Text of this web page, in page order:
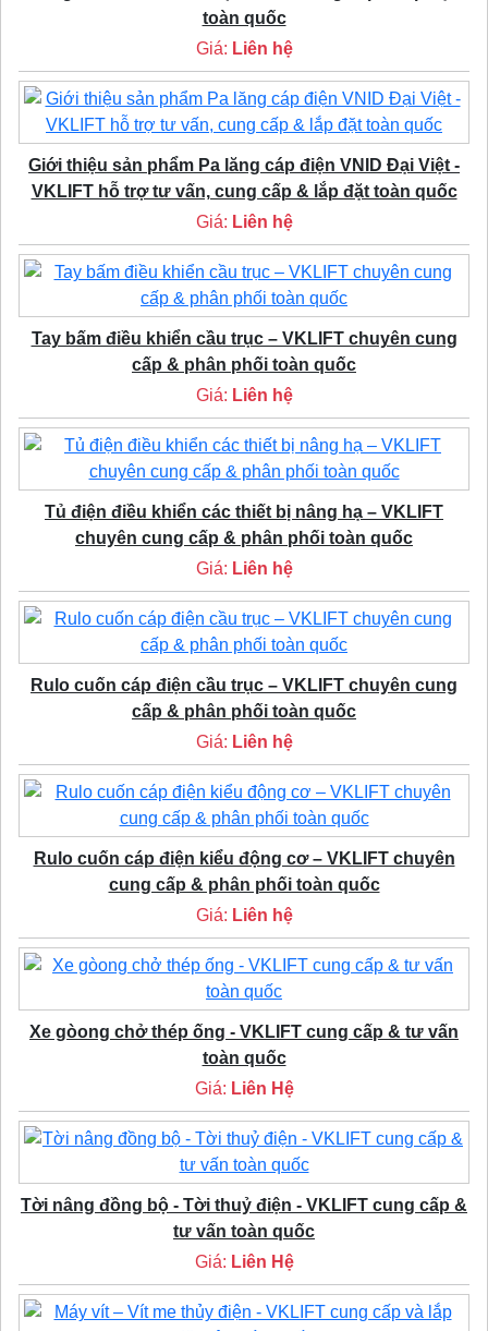
toàn quốc
Giá: Liên hệ
Giới thiệu sản phẩm Pa lăng cáp điện VNID Đại Việt -
VKLIFT hỗ trợ tư vấn, cung cấp & lắp đặt toàn quốc
Giá: Liên hệ
Tay bấm điều khiển cầu trục – VKLIFT chuyên cung
cấp & phân phối toàn quốc
Giá: Liên hệ
Tủ điện điều khiển các thiết bị nâng hạ – VKLIFT
chuyên cung cấp & phân phối toàn quốc
Giá: Liên hệ
Rulo cuốn cáp điện cầu trục – VKLIFT chuyên cung
cấp & phân phối toàn quốc
Giá: Liên hệ
Rulo cuốn cáp điện kiểu động cơ – VKLIFT chuyên
cung cấp & phân phối toàn quốc
Giá: Liên hệ
Xe gòong chở thép ống - VKLIFT cung cấp & tư vấn
toàn quốc
Giá: Liên Hệ
Tời nâng đồng bộ - Tời thuỷ điện - VKLIFT cung cấp &
tư vấn toàn quốc
Giá: Liên Hệ